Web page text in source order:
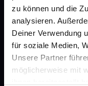
zu können und die
analysieren.
Deiner Verwendung
für soziale Medien,
Unsere Partner
möglicherweise mit
Fragen zu